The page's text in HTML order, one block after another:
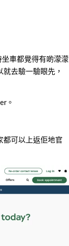
車都覺得有啲濛濛
去驗一驗眼先，
。
都可以上返佢地官